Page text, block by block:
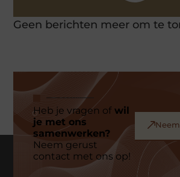
Geen berichten meer om te
Heb je vragen ofwil
je met ons
samenwerken?
Neem gerust
contact met ons op!